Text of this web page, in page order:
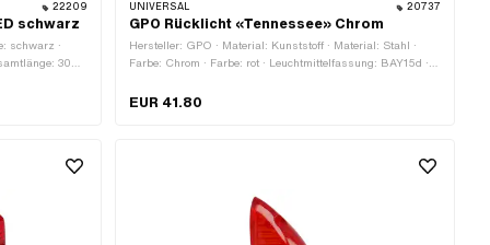
22209
schwarz
schwarz ·
30
UNIVERSAL 20737
GPO Rücklicht «Tennessee» Chrom
Hersteller: GPO · Material: Kunststoff · Material: Stahl ·
Farbe: Chrom · Farbe: rot · Leuchtmittelfassung: BAY15d ·
Ja · Batteriebetrieben: Nein · Prüfzeichen: E4 ·
EUR 41.80